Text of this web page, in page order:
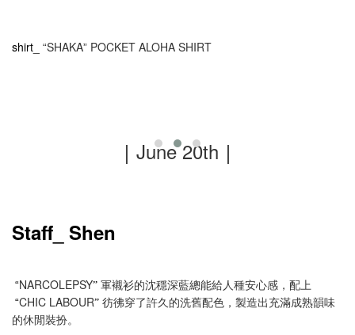
shirt_ “SHAKA” POCKET ALOHA SHIRT
｜ June 20th ｜
Staff_ Shen
“NARCOLEPSY” 軍襯衫的沈穩深藍總能給人種安心感，配上
“CHIC LABOUR” 彷彿穿了許久的洗舊配色，製造出充滿成熟韻味
的休閒裝扮。